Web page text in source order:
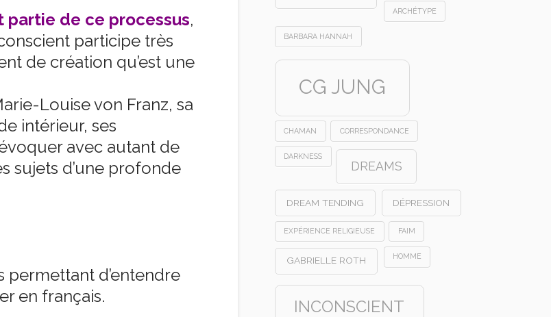
de ce processus,
participe très
de création qu’est une
Louise von Franz, sa
intérieur, ses
avec autant de
sujets d’une profonde
permettant d’entendre
en français.
ARCHÉTYPE
BARBARA HANNAH
CG JUNG
CHAMAN CORRESPONDANCE
DARKNESS
DREAMS
DREAM TENDING DÉPRESSION
EXPÉRIENCE RELIGIEUSE FAIM
GABRIELLE ROTH HOMME
INCONSCIENT